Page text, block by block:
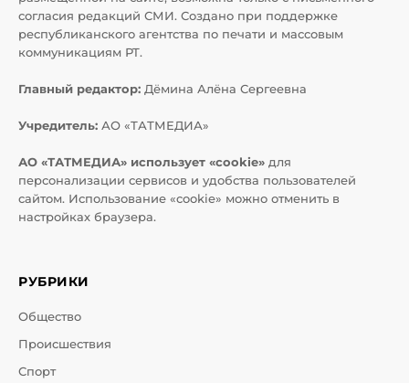
согласия редакций СМИ. Создано при поддержке
республиканского агентства по печати и массовым
коммуникациям РТ.
Главный редактор: Дёмина Алёна Сергеевна
Учредитель: АО «ТАТМЕДИА»
АО «ТАТМЕДИА» использует «cookie» для
персонализации сервисов и удобства пользователей
сайтом. Использование «cookie» можно отменить в
настройках браузера.
РУБРИКИ
Общество
Происшествия
Спорт